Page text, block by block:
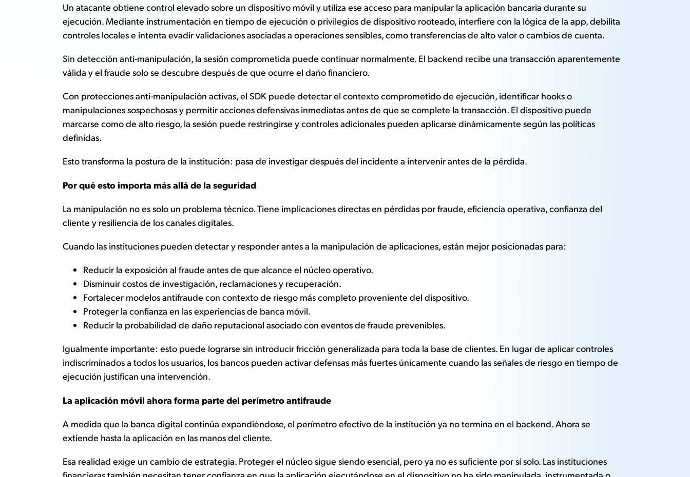
Un atacante obtiene control elevado sobre un dispositivo móvil y utiliza ese acceso para manipular la aplicación bancaria durante su
ejecución. Mediante instrumentación en tiempo de ejecución o privilegios de dispositivo rooteado, interfiere con la lógica de la app, debilita
controles locales e intenta evadir validaciones asociadas a operaciones sensibles, como transferencias de alto valor o cambios de cuenta.
Sin detección anti-manipulación, la sesión comprometida puede continuar normalmente. El backend recibe una transacción aparentemente
válida y el fraude solo se descubre después de que ocurre el daño financiero.
Con protecciones anti-manipulación activas, el SDK puede detectar el contexto comprometido de ejecución, identificar hooks o
manipulaciones sospechosas y permitir acciones defensivas inmediatas antes de que se complete la transacción. El dispositivo puede
marcarse como de alto riesgo, la sesión puede restringirse y controles adicionales pueden aplicarse dinámicamente según las políticas
definidas.
Esto transforma la postura de la institución: pasa de investigar después del incidente a intervenir antes de la pérdida.
Por qué esto importa más allá de la seguridad
La manipulación no es solo un problema técnico. Tiene implicaciones directas en pérdidas por fraude, eficiencia operativa, confianza del
cliente y resiliencia de los canales digitales.
Cuando las instituciones pueden detectar y responder antes a la manipulación de aplicaciones, están mejor posicionadas para:
Reducir la exposición al fraude antes de que alcance el núcleo operativo.
Disminuir costos de investigación, reclamaciones y recuperación.
Fortalecer modelos antifraude con contexto de riesgo más completo proveniente del dispositivo.
Proteger la confianza en las experiencias de banca móvil.
Reducir la probabilidad de daño reputacional asociado con eventos de fraude prevenibles.
Igualmente importante: esto puede lograrse sin introducir fricción generalizada para toda la base de clientes. En lugar de aplicar controles
indiscriminados a todos los usuarios, los bancos pueden activar defensas más fuertes únicamente cuando las señales de riesgo en tiempo de
ejecución justifican una intervención.
La aplicación móvil ahora forma parte del perímetro antifraude
A medida que la banca digital continúa expandiéndose, el perímetro efectivo de la institución ya no termina en el backend. Ahora se
extiende hasta la aplicación en las manos del cliente.
Esa realidad exige un cambio de estrategia. Proteger el núcleo sigue siendo esencial, pero ya no es suficiente por sí solo. Las instituciones